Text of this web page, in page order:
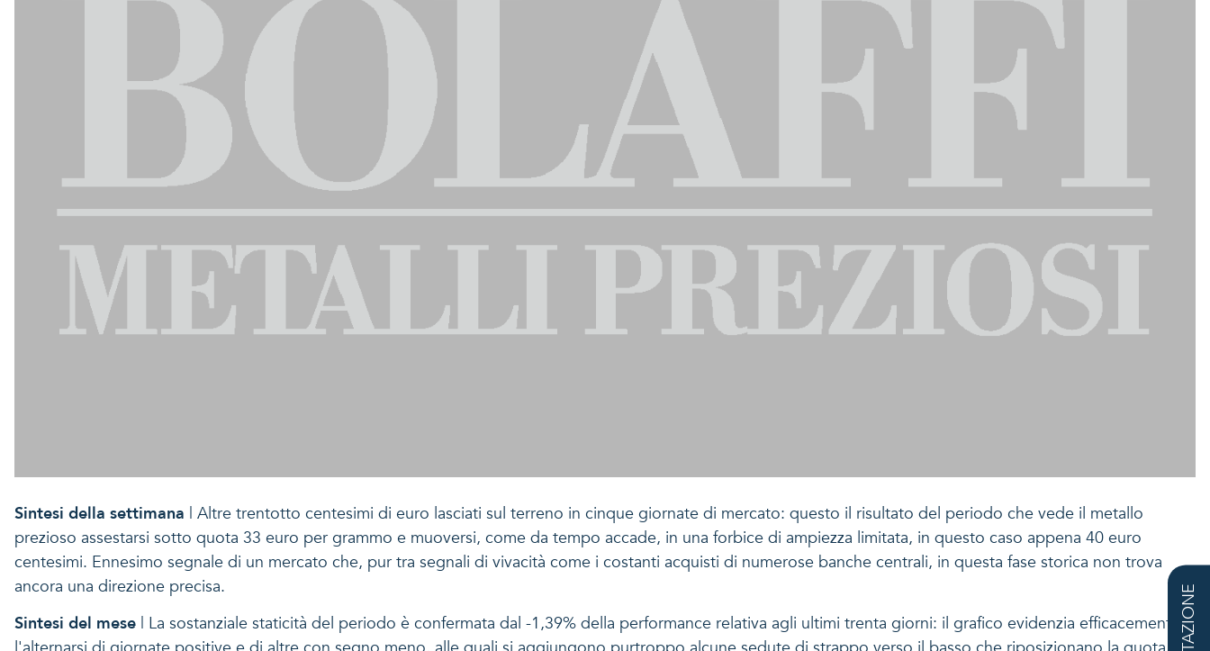
Sintesi della settimana | Altre trentotto centesimi di euro lasciati sul terreno in cinque giornate di mercato: questo il risultato del periodo che vede il metallo
prezioso assestarsi sotto quota 33 euro per grammo e muoversi, come da tempo accade, in una forbice di ampiezza limitata, in questo caso appena 40 euro
centesimi. Ennesimo segnale di un mercato che, pur tra segnali di vivacità come i costanti acquisti di numerose banche centrali, in questa fase storica non trova
ancora una direzione precisa.
Sintesi del mese | La sostanziale staticità del periodo è confermata dal -1,39% della performance relativa agli ultimi trenta giorni: il grafico evidenzia efficacemente